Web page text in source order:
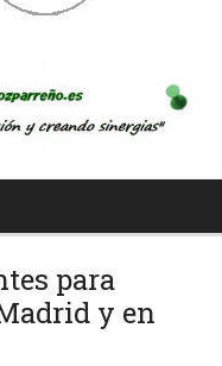
para
y en